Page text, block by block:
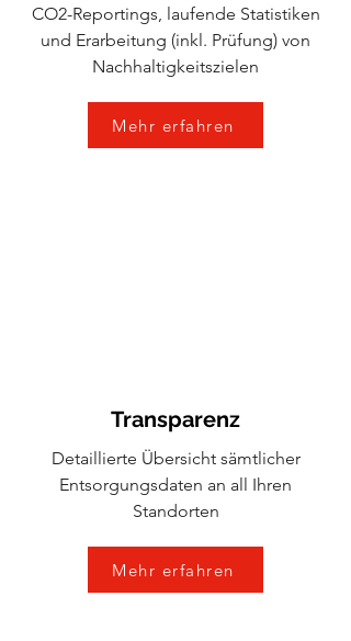
CO2-Reportings, laufende Statistiken
und Erarbeitung (inkl. Prüfung) von
Nachhaltigkeitszielen
Mehr erfahren
Transparenz
Detaillierte Übersicht sämtlicher
Entsorgungsdaten an all Ihren
Standorten
Mehr erfahren